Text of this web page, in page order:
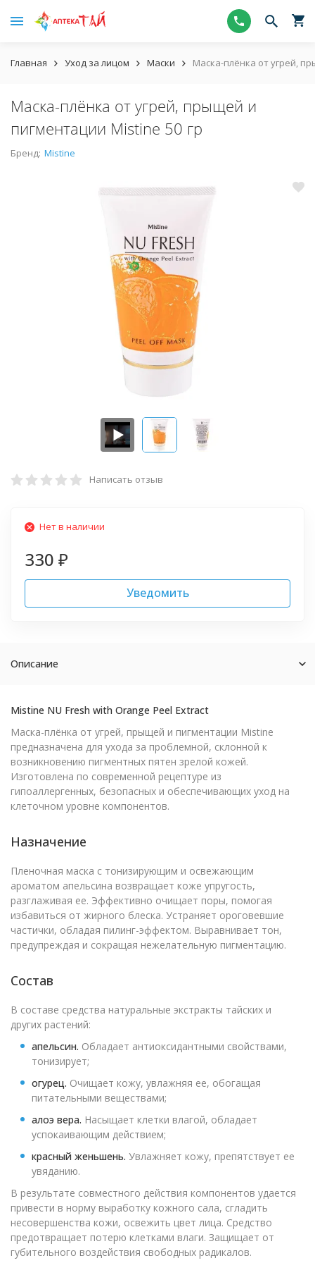
Главная Уход за лицом Маски Маска-плёнка от угрей,
Маска-плёнка от угрей, прыщей и
пигментации Mistine 50 гр
Бренд: Mistine
Написать отзыв
Нет в наличии
330 ₽
Уведомить
Описание
Mistine NU Fresh with Orange Peel Extract
Маска-плёнка от угрей, прыщей и пигментации Mistine
предназначена для ухода за проблемной, склонной к
возникновению пигментных пятен зрелой кожей.
Изготовлена по современной рецептуре из
гипоаллергенных, безопасных и обеспечивающих уход на
клеточном уровне компонентов.
Назначение
Пленочная маска с тонизирующим и освежающим
ароматом апельсина возвращает коже упругость,
разглаживая ее. Эффективно очищает поры, помогая
избавиться от жирного блеска. Устраняет ороговевшие
частички, обладая пилинг-эффектом. Выравнивает тон,
предупреждая и сокращая нежелательную пигментацию.
Состав
В составе средства натуральные экстракты тайских и
других растений:
апельсин. Обладает антиоксидантными свойствами,
тонизирует;
огурец. Очищает кожу, увлажняя ее, обогащая
питательными веществами;
алоэ вера. Насыщает клетки влагой, обладает
успокаивающим действием;
красный женьшень. Увлажняет кожу, препятствует ее
увяданию.
В результате совместного действия компонентов удается
привести в норму выработку кожного сала, сгладить
несовершенства кожи, освежить цвет лица. Средство
предотвращает потерю клетками влаги. Защищает от
губительного воздействия свободных радикалов.